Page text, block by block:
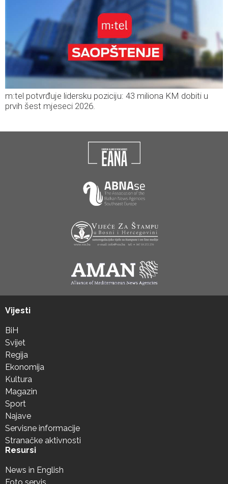
m:tel potvrđuje lidersku poziciju: 43 miliona KM dobiti u
prvih šest mjeseci 2026.
Vijesti
BiH
Svijet
Regija
Ekonomija
Kultura
Magazin
Sport
Najave
Servisne informacije
Stranačke aktivnosti
Resursi
News in English